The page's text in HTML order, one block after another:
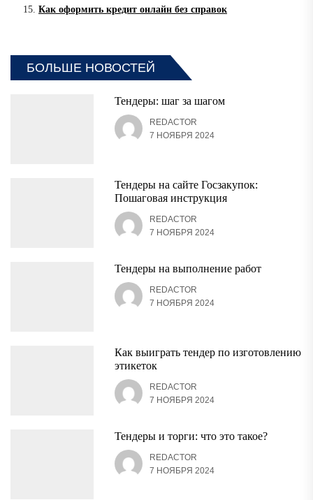
Как оформить кредит онлайн без справок
БОЛЬШЕ НОВОСТЕЙ
Тендеры: шаг за шагом
REDACTOR
7 НОЯБРЯ 2024
Тендеры на сайте Госзакупок:
Пошаговая инструкция
REDACTOR
7 НОЯБРЯ 2024
Тендеры на выполнение работ
REDACTOR
7 НОЯБРЯ 2024
Как выиграть тендер по изготовлению
этикеток
REDACTOR
7 НОЯБРЯ 2024
Тендеры и торги: что это такое?
REDACTOR
7 НОЯБРЯ 2024